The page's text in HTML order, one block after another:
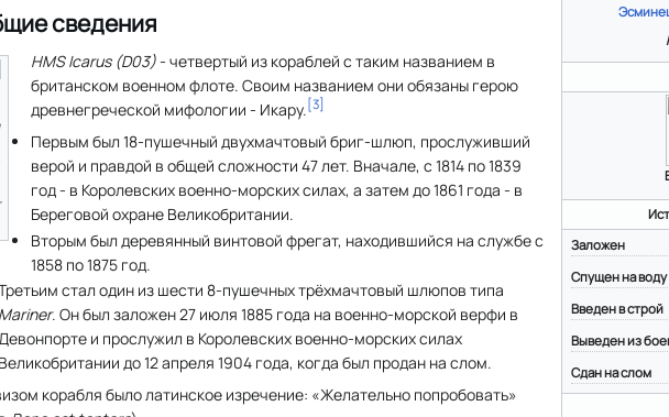
Заложен
Спущен на воду
Введен в строй
Сдан на слом
сведения
HMS Icarus (D03)- четвертый из кораблей с таким названием в
британском военном флоте. Своим названием они обязаны герою
древнегреческой мифологии - Икару. [3]
Первым был 18-пушечный двухмачтовый бриг-шлюп, прослуживший
верой и правдой в общей сложности 47 лет. Вначале, с 1814 по 1839
год - в Королевских военно-морских силах, а затем до 1861 года - в
Береговой охране Великобритании.
Вторым был деревянный винтовой фрегат, находившийся на службе с
1858 по 1875 год.
стал один из шести 8-пушечных трёхмачтовый шлюпов типа
Mariner. Он был заложен 27 июля 1885 года на военно-морской верфи в
и прослужил в Королевских военно-морских силах
Великобритании до 12 апреля 1904 года, когда был продан на слом.
корабля было латинское изречение: «Желательно попробовать»